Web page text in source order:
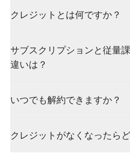
クレジットとは何ですか？
サブスクリプションと従量
違いは？
いつでも解約できますか？
クレジットがなくなったら